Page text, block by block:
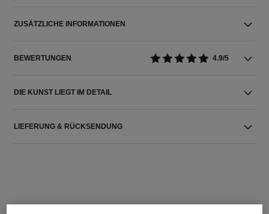
ZUSÄTZLICHE INFORMATIONEN
BEWERTUNGEN 4.9/5
DIE KUNST LIEGT IM DETAIL
LIEFERUNG & RÜCKSENDUNG